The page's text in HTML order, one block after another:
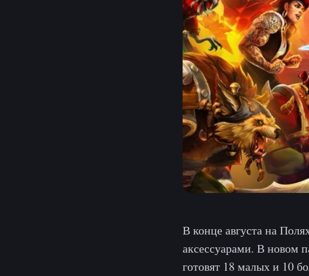
В конце августа на
аксессуарами. В новом
готовят 18 малых и 10